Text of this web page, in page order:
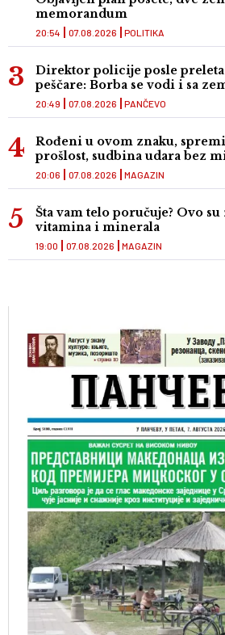
memorandum
POLITIKA
20:54 07.08.2026
Direktor policije posle
peščare: Borba se vodi i sa
PANČEVO
20:49 07.08.2026
Rođeni u ovom znaku,
prošlost, sudbina udara bez
MAGAZIN
20:06 07.08.2026
Šta vam telo poručuje? Ovo
vitamina i minerala
MAGAZIN
19:00 07.08.2026